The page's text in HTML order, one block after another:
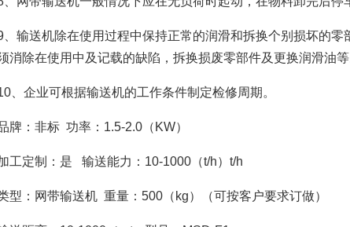
送机除在使用过程中保持正常的润滑和拆换个别损坏的零
消除在使用中及记载的缺陷，拆换损废零部件及更换润滑油等
企业可根据输送机的工作条件制定检修周期。
：非标 功率：1.5-2.0（KW）
定制：是 输送能力：10-1000（t/h）t/h
：网带输送机 重量：500（kg）（可按客户要求订做）